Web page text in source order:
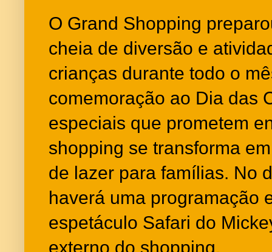
O Grand Shopping
cheia de diversão e
crianças durante todo o
comemoração ao Dia das
especiais que prometem
shopping se transforma
de lazer para famílias. No
haverá uma programação
espetáculo Safari do
externo do shopping.